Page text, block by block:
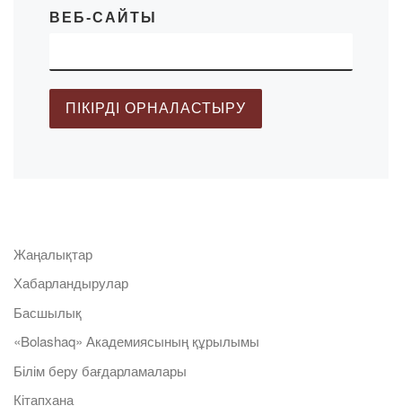
ВЕБ-САЙТЫ
Жаңалықтар
Хабарландырулар
Басшылық
«Bolashaq» Академиясының құрылымы
Білім беру бағдарламалары
Кітапхана